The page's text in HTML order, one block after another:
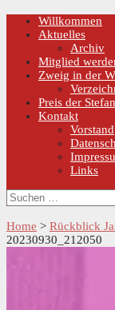
Skip
Primary
Menu
Willkommen
Aktuelles
Archiv
Mitglied
Zweig in der
Preis der
Kontakt
Vorstand
Links
Suchen
nach:
Home > Rückblick
20230930_212050